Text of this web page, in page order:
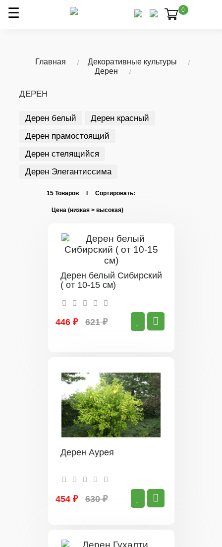
0
Главная
Декоративные культуры
Дерен
ДЕРЕН
Дерен белый
Дерен красный
Дерен прамостоящий
Дерен стелящийся
Дерен Элегантиссима
15 Товаров I Сортировать:
Дерен белый Сибирский
( от 10-15 см)
446 ₽ 621 ₽
Дерен Аурея
454 ₽ 630 ₽